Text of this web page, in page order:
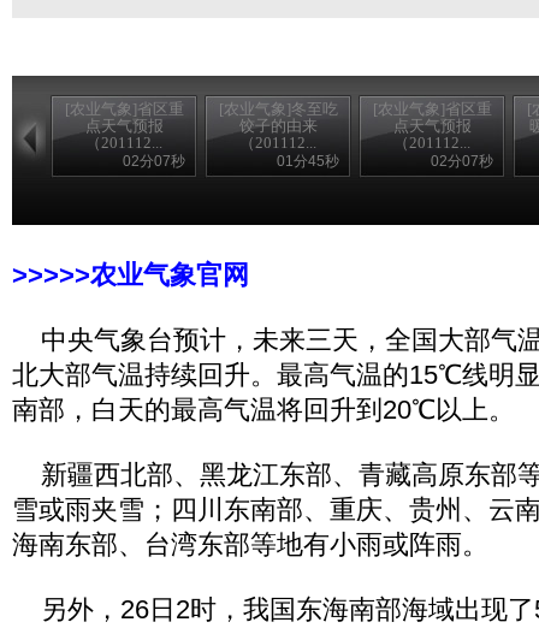
[农业气象]省区重
点天气预报
（201112...
02分07秒
[农业气象]冬至吃
饺子的由来
（201112...
01分45秒
[农业气象]省区重
点天气预报
（201112...
02分07秒
[
>>>>>农业气象官网
中央气象台预计，未来三天，全国大部气
北大部气温持续回升。最高气温的15℃线明
南部，白天的最高气温将回升到20℃以上。
新疆西北部、黑龙江东部、青藏高原东部
雪或雨夹雪；四川东南部、重庆、贵州、云
海南东部、台湾东部等地有小雨或阵雨。
另外，26日2时，我国东海南部海域出现